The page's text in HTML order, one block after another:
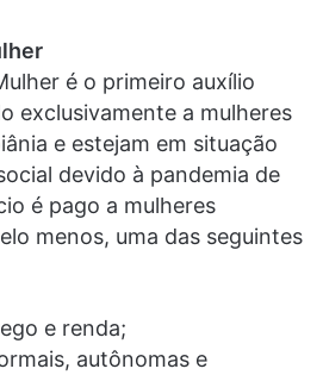
é o primeiro auxílio
exclusivamente a mulheres
e estejam em situação
devido à pandemia de
é pago a mulheres
menos, uma das seguintes
e renda;
autônomas e